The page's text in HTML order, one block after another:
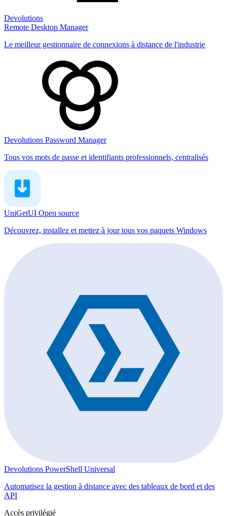
Devolutions
Remote Desktop Manager
Le meilleur gestionnaire de connexions à distance de l'industrie
Devolutions Password Manager
Tous vos mots de passe et identifiants professionnels, centralisés
UniGetUI Open source
Découvrez, installez et mettez à jour tous vos paquets Windows
Devolutions PowerShell Universal
Automatisez la gestion à distance avec des tableaux de bord et des
API
Accès privilégié